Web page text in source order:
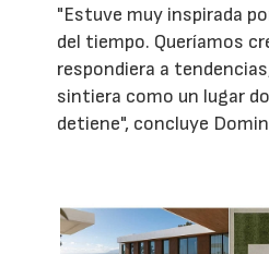
"Estuve muy inspirada
del tiempo. Queríamos
respondiera a
sintiera como un lugar
detiene", concluye